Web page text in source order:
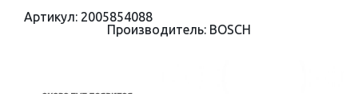
Артикул: 2005854088
Производитель: BOSCH